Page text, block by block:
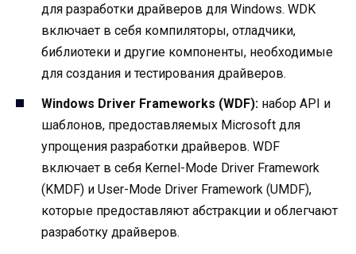
для разработки драйверов для Windows. WDK
включает в себя компиляторы, отладчики,
библиотеки и другие компоненты, необходимые
для создания и тестирования драйверов.
Windows Driver Frameworks (WDF): набор API и
шаблонов, предоставляемых Microsoft для
упрощения разработки драйверов. WDF
включает в себя Kernel-Mode Driver Framework
(KMDF) и User-Mode Driver Framework (UMDF),
которые предоставляют абстракции и облегчают
разработку драйверов.